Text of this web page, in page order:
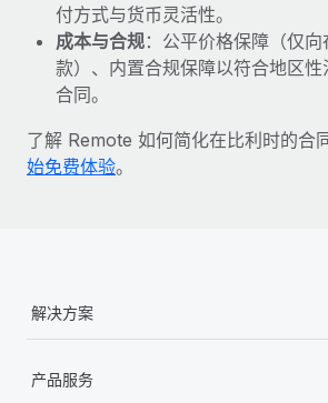
付方式与货币灵活性。
成本与合规：公平价格保障（仅
款）、内置合规保障以符合地区
合同。
了解 Remote 如何简化在比利时的合
始免费体验。
解决方案
产品服务